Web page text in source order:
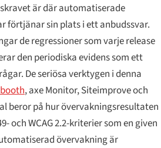
är där automatiserade
sin plats i ett anbudssvar.
de regressioner som varje release
den periodiska evidens som ett
De seriösa verktygen i denna
, axe Monitor, Siteimprove och
beror på hur övervakningsresultaten
och WCAG 2.2-kriterier som en given
övervakning är